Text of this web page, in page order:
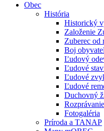
Obec
História
Historický
Založenie
Zuberec od
Boj
Ľudový
Ľudové
Ľudové
Ľudové
Duchovný
Fotogaléria
Príroda a TANAP